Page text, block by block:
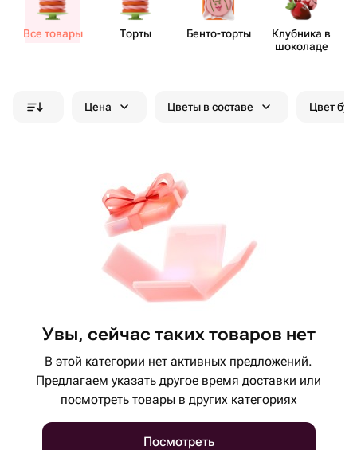
Все товары Торты Бенто​-торты
Клубника в
шоколаде
Цена Цветы в составе Цвет
Увы, сейчас таких товаров нет
В этой категории нет активных предложений.
Предлагаем указать другое время доставки или
посмотреть товары в других категориях
Посмотреть